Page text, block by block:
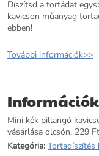
Díszítsd a tortádat
kavicson műanyag
ebben!
További információk>>
Információk
Mini kék pillangó
vásárlása olcsón, 229
Kategória: Tortadíszítés